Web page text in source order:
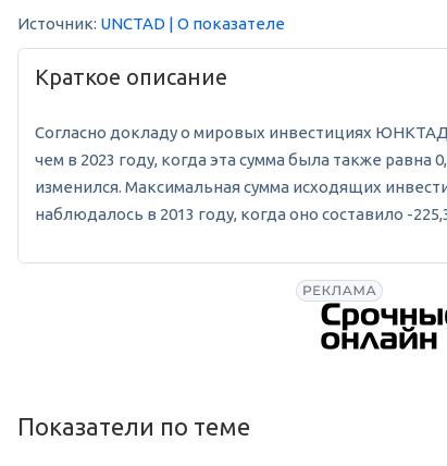
Источник: UNCTAD | О показателе
Краткое описание
Согласно докладу о мировых инвестициях
чем в 2023 году, когда эта сумма была также
изменился. Максимальная сумма исходящих
наблюдалось в 2013 году, когда оно составило -
Показатели по теме